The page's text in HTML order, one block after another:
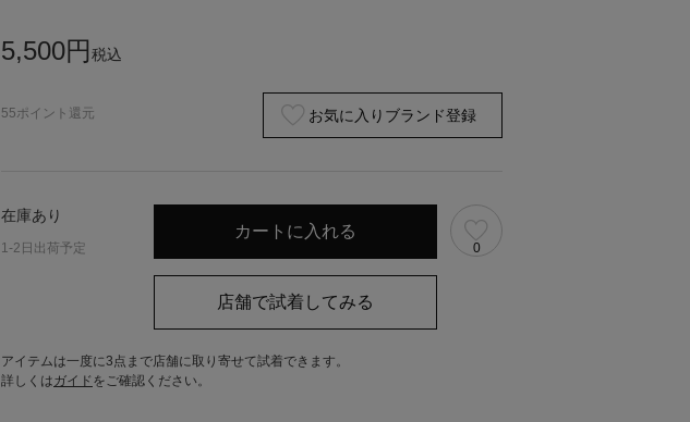
5,500円 税込
55ポイント還元 お気に入りブランド登録
在庫あり
1-2日出荷予定 0
アイテムは一度に3点まで店舗に取り寄せて試着できます。
詳しくはガイド をご確認ください。